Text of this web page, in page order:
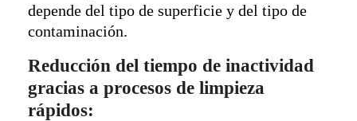
depende del tipo de superficie y del tipo de
contaminación.
Reducción del tiempo de inactividad
gracias a procesos de limpieza
rápidos: